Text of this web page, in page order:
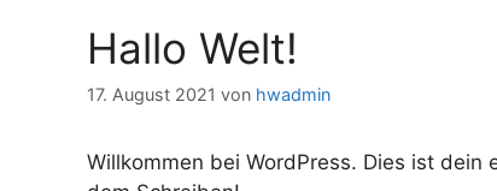
Hallo Welt!
17. August 2021 von hwadmin
Willkommen bei WordPress. Dies ist